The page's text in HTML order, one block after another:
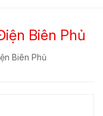
Biên Phủ
Biên Phủ